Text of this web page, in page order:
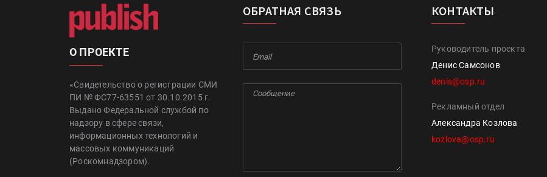
О ПРОЕКТЕ
«Свидетельство о регистрации СМИ
ПИ № ФС77-63551 от 30.10.2015 г.
Выдано Федеральной службой по
надзору в сфере связи,
информационных технологий и
массовых коммуникаций
(Роскомнадзором).
ОБРАТНАЯ СВЯЗЬ КОНТАКТЫ
Руководитель проекта
Денис Самсонов
denis@osp.ru
Рекламный отдел
Александра Козлова
kozlova@osp.ru